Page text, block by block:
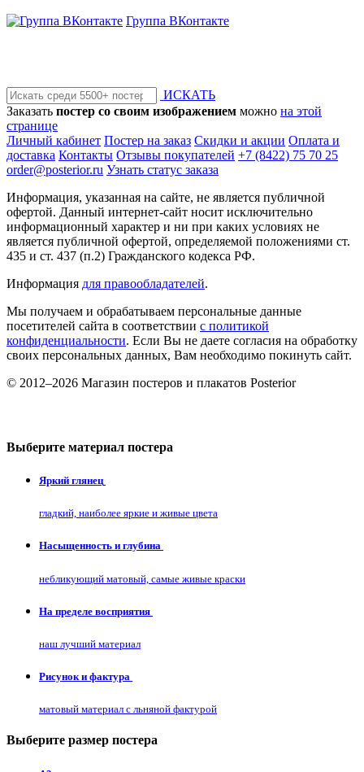
Группа ВКонтакте
ИСКАТЬ
Заказать постер со своим изображением можно на этой
странице
Личный кабинет Постер на заказ Скидки и акции Оплата и
доставка Контакты Отзывы покупателей +7 (8422) 75 70 25
order@posterior.ru Узнать статус заказа
Информация, указанная на сайте, не является публичной
офертой. Данный интернет-сайт носит исключительно
информационный характер и ни при каких условиях не
является публичной офертой, определяемой положениями ст.
435 и ст. 437 (п.2) Гражданского кодекса РФ.
Информация для правообладателей.
Мы получаем и обрабатываем персональные данные
посетителей сайта в соответствии с политикой
конфиденциальности. Если Вы не даете согласия на обработку
своих персональных данных, Вам необходимо покинуть сайт.
© 2012–2026 Магазин постеров и плакатов Posterior
Выберите материал постера
Яркий глянец
гладкий, наиболее яркие и живые цвета
Насыщенность и глубина
небликующий матовый, самые живые краски
На пределе восприятия
наш лучший материал
Рисунок и фактура
матовый материал с льняной фактурой
Выберите размер постера